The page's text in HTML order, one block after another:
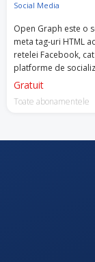
Social Media
Open Graph este o
meta tag-uri HTML
retelei Facebook,
platforme de
poti sa distribui
Gratuit
Toate abonamentele